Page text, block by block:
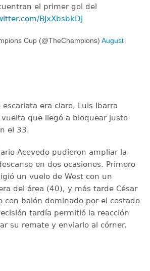
el primer gol del
BJxXbsbkDj
Cup (@TheChampions) August
era claro, Luis Ibarra
que llegó a bloquear justo
el 33.
Acevedo pudieron ampliar la
en dos ocasiones. Primero
un vuelo de West con un
del área (40), y más tarde César
con balón dominado por el costado
tardía permitió la reacción
su remate y enviarlo al córner.